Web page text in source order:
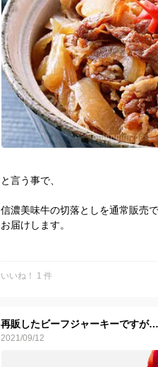
と言う事で、
信濃美味牛の切落としを通常販売
お届けします。
商品ページはこちら
https://www.tabechoku.com/
いいね！ 1 件
再販したビーフジャーキーですが…
2021/09/12